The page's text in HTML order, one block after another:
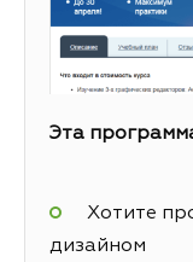
Эта
Хотите
дизайном